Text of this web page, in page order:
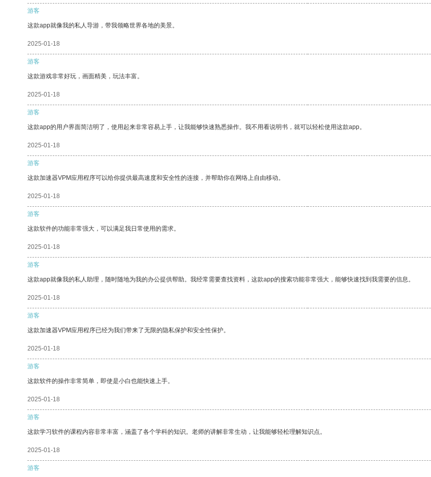
游客
这款app就像我的私人导游，带我领略世界各地的美景。
2025-01-18
游客
这款游戏非常好玩，画面精美，玩法丰富。
2025-01-18
游客
这款app的用户界面简洁明了，使用起来非常容易上手，让我能够快速熟悉操作。我不用看说明书，就可以轻松使用这款app。
2025-01-18
游客
这款加速器VPM应用程序可以给你提供最高速度和安全性的连接，并帮助你在网络上自由移动。
2025-01-18
游客
这款软件的功能非常强大，可以满足我日常使用的需求。
2025-01-18
游客
这款app就像我的私人助理，随时随地为我的办公提供帮助。我经常需要查找资料，这款app的搜索功能非常强大，能够快速找到我需要的信息。
2025-01-18
游客
这款加速器VPM应用程序已经为我们带来了无限的隐私保护和安全性保护。
2025-01-18
游客
这款软件的操作非常简单，即使是小白也能快速上手。
2025-01-18
游客
这款学习软件的课程内容非常丰富，涵盖了各个学科的知识。老师的讲解非常生动，让我能够轻松理解知识点。
2025-01-18
游客